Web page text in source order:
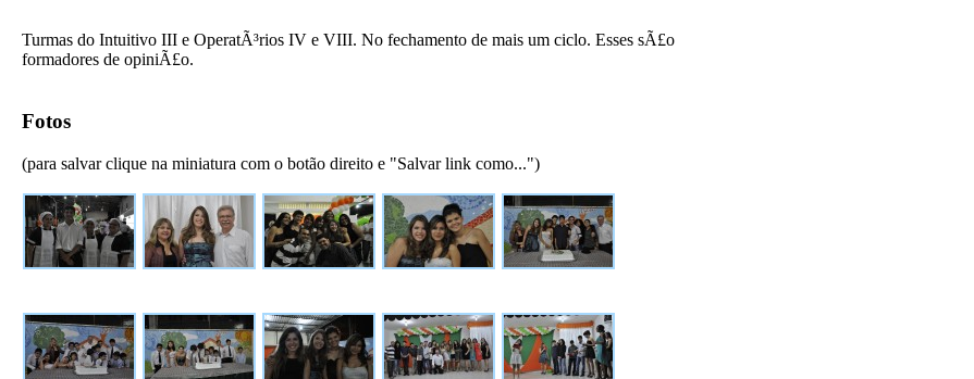
Turmas do Intuitivo III e OperatÃ³rios IV e VIII. No fechamento de mais um ciclo. Esses sÃ£o
formadores de opiniÃ£o.
Fotos
(para salvar clique na miniatura com o botão direito e "Salvar link como...")